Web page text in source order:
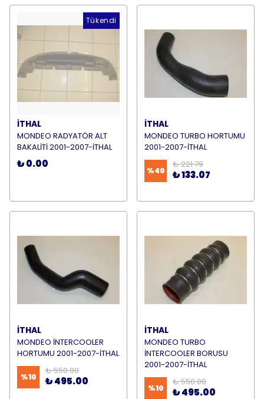
Tükendi
İTHAL
MONDEO RADYATÖR ALT
BAKALİTİ 2001-2007-İTHAL
₺ 0.00
İTHAL
MONDEO TURBO HORTUMU
2001-2007-İTHAL
%40
₺ 221.79
₺ 133.07
İTHAL
MONDEO İNTERCOOLER
HORTUMU 2001-2007-İTHAL
%10
₺ 550.00
₺ 495.00
İTHAL
MONDEO TURBO
İNTERCOOLER BORUSU
2001-2007-İTHAL
%10
₺ 550.00
₺ 495.00